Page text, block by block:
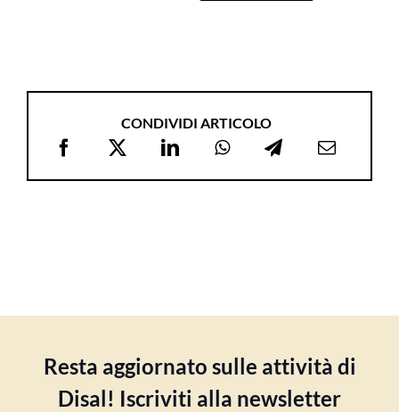
CONDIVIDI ARTICOLO
Resta aggiornato sulle attività di
Disal! Iscriviti alla newsletter